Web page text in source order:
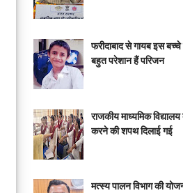
फरीदाबाद से गायब इस
बहुत परेशान हैं परिजन
राजकीय माध्यमिक
करने की शपथ दिलाई गई
मत्स्य पालन विभाग की